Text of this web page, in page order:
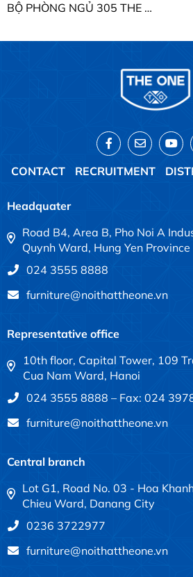
BỘ PHÒNG NGỦ 305 THE ONE BỘ PHÒNG NGỦ 305
CONTACT RECRUITMENT
Headquater
Road B4, Area B, Pho Noi A
Quynh Ward, Hung Yen Province
024 3555 8888
furniture@noithattheone.vn
Representative office
10th floor, Capital Tower, 109
Cua Nam Ward, Hanoi
024 3555 8888 – Fax: 024
furniture@noithattheone.vn
Central branch
Lot G1, Road No. 03 - Hoa
Chieu Ward, Danang City
0236 3722977
furniture@noithattheone.vn